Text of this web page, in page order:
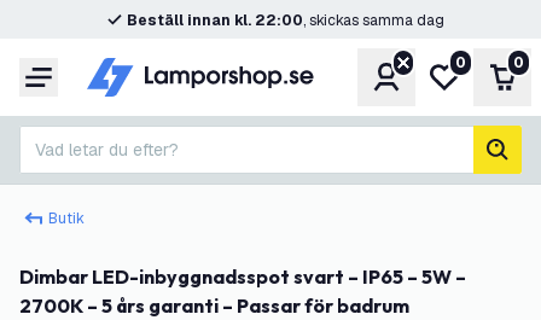
Beställ innan kl. 22:00, skickas samma dag
Meny KontoMin0 0
Vad letar du efter?
sök
Butik
Dimbar LED-inbyggnadsspot svart – IP65 – 5W –
2700K – 5 års garanti – Passar för badrum